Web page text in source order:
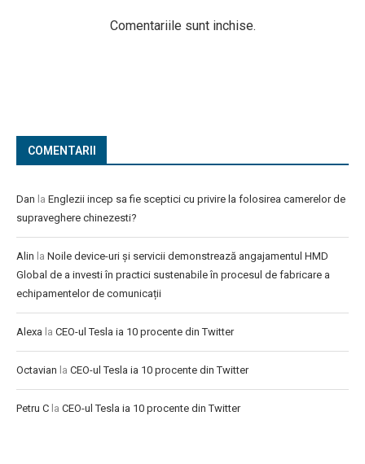
Comentariile sunt inchise.
COMENTARII
Dan la Englezii incep sa fie sceptici cu privire la folosirea camerelor de
supraveghere chinezesti?
Alin la Noile device-uri și servicii demonstrează angajamentul HMD
Global de a investi în practici sustenabile în procesul de fabricare a
echipamentelor de comunicații
Alexa la CEO-ul Tesla ia 10 procente din Twitter
Octavian la CEO-ul Tesla ia 10 procente din Twitter
Petru C la CEO-ul Tesla ia 10 procente din Twitter